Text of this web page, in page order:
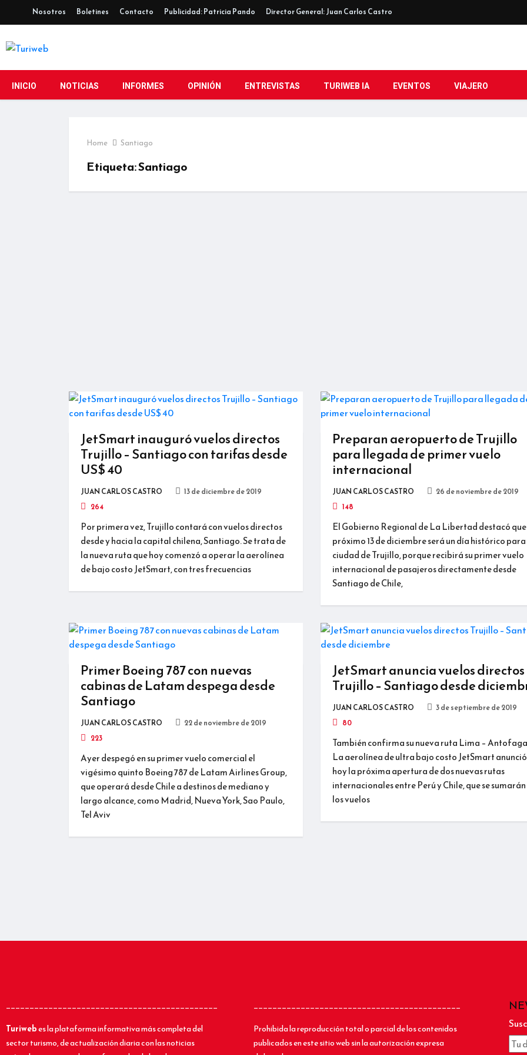
Nosotros Boletines Contacto Publicidad: Patricia Pando Director General: Juan Carlos Castro
INICIO NOTICIAS INFORMES OPINIÓN ENTREVISTAS TURIWEB IA EVENTOS VIAJERO
Home Santiago
Etiqueta:Santiago
JetSmart inauguró vuelos directos
Trujillo – Santiago con tarifas desde
US$ 40
JUAN CARLOS CASTRO
13 de diciembre de 2019
264
Por primera vez, Trujillo contará con vuelos directos
desde y hacia la capital chilena, Santiago. Se trata de
la nueva ruta que hoy comenzó a operar la aerolínea
de bajo costo JetSmart, con tres frecuencias
Preparan aeropuerto de Trujillo
para llegada de primer vuelo
internacional
JUAN CARLOS CASTRO
26 de noviembre de 2019
148
El Gobierno Regional de La Libertad destacó
próximo 13 de diciembre será un día histórico
ciudad de Trujillo, porque recibirá su primer vuelo
internacional de pasajeros directamente desde
Santiago de Chile,
Primer Boeing 787 con nuevas
cabinas de Latam despega desde
Santiago
JUAN CARLOS CASTRO
22 de noviembre de 2019
223
Ayer despegó en su primer vuelo comercial el
vigésimo quinto Boeing 787 de Latam Airlines Group,
que operará desde Chile a destinos de mediano y
largo alcance, como Madrid, Nueva York, Sao Paulo,
Tel Aviv
JetSmart anuncia vuelos directos
Trujillo – Santiago desde
JUAN CARLOS CASTRO
3 de septiembre de 2019
80
También confirma su nueva ruta Lima –
La aerolínea de ultra bajo costo JetSmart anunció
hoy la próxima apertura de dos nuevas rutas
internacionales entre Perú y Chile, que se
los vuelos
_____________________________________________
Turiwebes la plataforma informativa más completa del
sector turismo, de actualización diaria con las noticias
____________________________________________
Prohibida la reproducción total o parcial de los contenidos
publicados en este sitio web sin la autorización expresa